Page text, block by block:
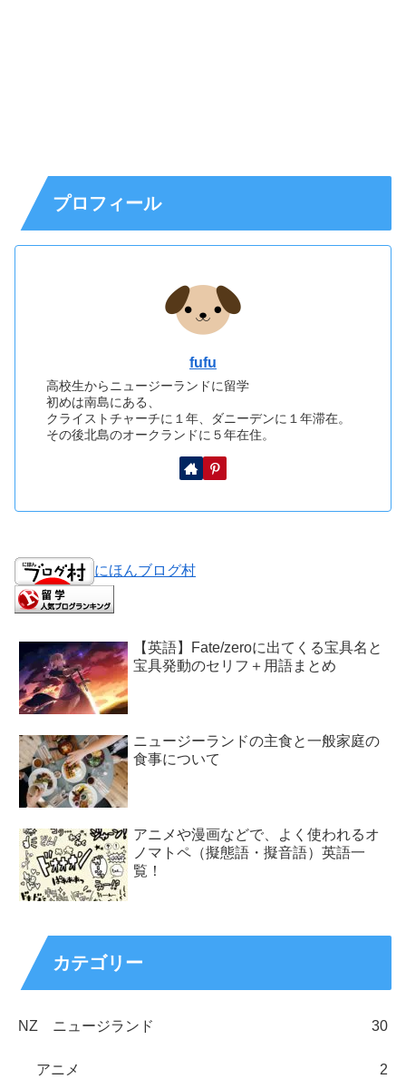
プロフィール
fufu
高校生からニュージーランドに留学
初めは南島にある、
クライストチャーチに１年、ダニーデンに１年滞在。
その後北島のオークランドに５年在住。
にほんブログ村
【英語】Fate/zeroに出てくる宝具名と
宝具発動のセリフ＋用語まとめ
ニュージーランドの主食と一般家庭の
食事について
アニメや漫画などで、よく使われるオ
ノマトペ（擬態語・擬音語）英語一
覧！
カテゴリー
NZ ニュージランド 30
アニメ 2